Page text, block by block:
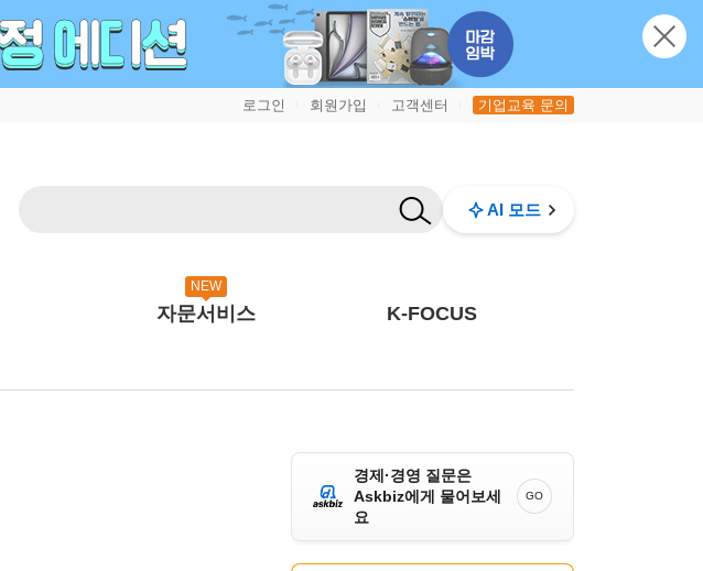
로그인 회원가입 고객센터 기업교육 문의
AI 모드
NEW
자문서비스 K-FOCUS
경제·경영 질문은
Askbiz에게 물어보세
요
GO